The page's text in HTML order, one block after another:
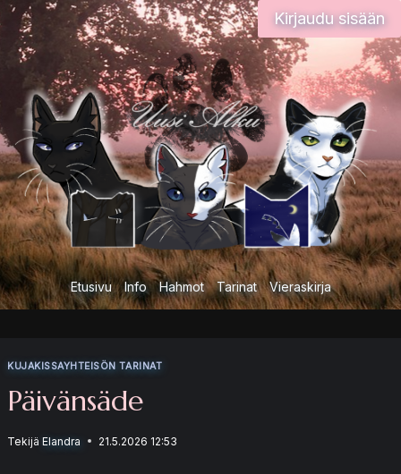
Siirry
sisältöön
Kirjaudu sisään
Etusivu Info Hahmot Tarinat Vieraskirja
KUJAKISSAYHTEISÖN TARINAT
Päivänsäde
Tekijä Elandra 21.5.2026 12:53